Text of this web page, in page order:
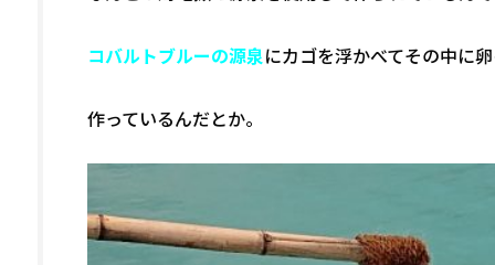
コバルトブルーの源泉にカゴを浮かべてその中に
作っているんだとか。